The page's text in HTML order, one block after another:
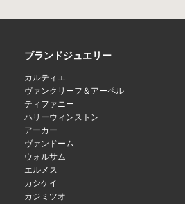
ブランドジュエリー
カルティエ
ヴァンクリーフ＆アーペル
ティファニー
ハリーウィンストン
アーカー
ヴァンドーム
ウォルサム
エルメス
カシケイ
カジミツオ